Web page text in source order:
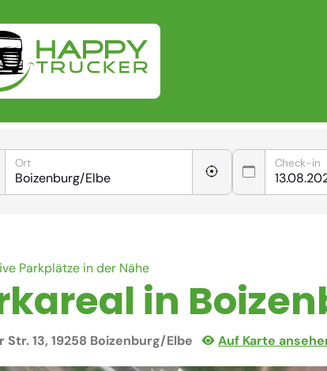
Ort Check-in
Parkplätze in der Nähe
in
Str. 13, 19258 Boizenburg/Elbe Auf Karte